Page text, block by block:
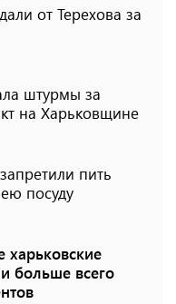
от Терехова за
штурмы за
на Харьковщине
пить
посуду
харьковские
больше всего